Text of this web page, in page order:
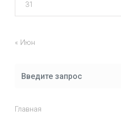
31
« Июн
Главная